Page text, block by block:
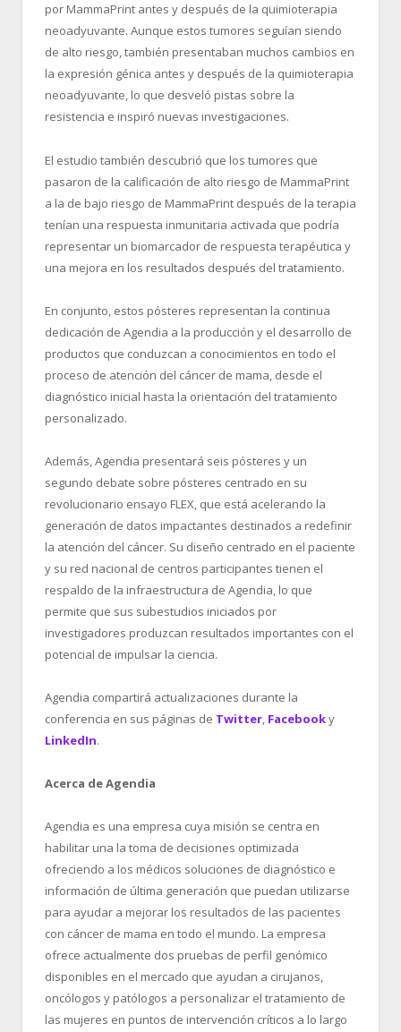
por MammaPrint antes y después de la quimioterapia
neoadyuvante. Aunque estos tumores seguían siendo
de alto riesgo, también presentaban muchos cambios en
la expresión génica antes y después de la quimioterapia
neoadyuvante, lo que desveló pistas sobre la
resistencia e inspiró nuevas investigaciones.
El estudio también descubrió que los tumores que
pasaron de la calificación de alto riesgo de MammaPrint
a la de bajo riesgo de MammaPrint después de la terapia
tenían una respuesta inmunitaria activada que podría
representar un biomarcador de respuesta terapéutica y
una mejora en los resultados después del tratamiento.
En conjunto, estos pósteres representan la continua
dedicación de Agendia a la producción y el desarrollo de
productos que conduzcan a conocimientos en todo el
proceso de atención del cáncer de mama, desde el
diagnóstico inicial hasta la orientación del tratamiento
personalizado.
Además, Agendia presentará seis pósteres y un
segundo debate sobre pósteres centrado en su
revolucionario ensayo FLEX, que está acelerando la
generación de datos impactantes destinados a redefinir
la atención del cáncer. Su diseño centrado en el paciente
y su red nacional de centros participantes tienen el
respaldo de la infraestructura de Agendia, lo que
permite que sus subestudios iniciados por
investigadores produzcan resultados importantes con el
potencial de impulsar la ciencia.
Agendia compartirá actualizaciones durante la
conferencia en sus páginas de Twitter, Facebooky
LinkedIn.
Acerca de Agendia
Agendia es una empresa cuya misión se centra en
habilitar una la toma de decisiones optimizada
ofreciendo a los médicos soluciones de diagnóstico e
información de última generación que puedan utilizarse
para ayudar a mejorar los resultados de las pacientes
con cáncer de mama en todo el mundo. La empresa
ofrece actualmente dos pruebas de perfil genómico
disponibles en el mercado que ayudan a cirujanos,
oncólogos y patólogos a personalizar el tratamiento de
las mujeres en puntos de intervención críticos a lo largo